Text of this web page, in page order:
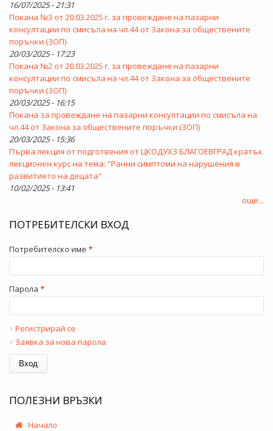
16/07/2025 - 21:31
Покана №3 от 20.03.2025 г. за провеждане на пазарни
консултации по смисъла на чл.44 от Закона за обществените
поръчки (ЗОП)
20/03/2025 - 17:23
Покана №2 от 20.03.2025 г. за провеждане на пазарни
консултации по смисъла на чл.44 от Закона за обществените
поръчки (ЗОП)
20/03/2025 - 16:15
Покана за провеждане на пазарни консултации по смисъла на
чл.44 от Закона за обществените поръчки (ЗОП)
20/03/2025 - 15:36
Първа лекция от подготвения от ЦКОДУХЗ БЛАГОЕВГРАД кратък
лекционен курс на тема: "Ранни симптоми на нарушения в
развитието на децата"
10/02/2025 - 13:41
още...
ПОТРЕБИТЕЛСКИ ВХОД
Потребителско име *
Парола *
Регистрирай се
Заявка за нова парола
ПОЛЕЗНИ ВРЪЗКИ
Начало